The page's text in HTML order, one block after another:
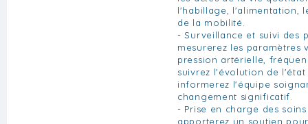
l'habillage, l'alimentation,
de la mobilité.
- Surveillance et suivi des
mesurerez les paramètres
pression artérielle,
suivrez l'évolution de l'état
informerez l'équipe
changement significatif.
- Prise en charge des
apporterez un soutien